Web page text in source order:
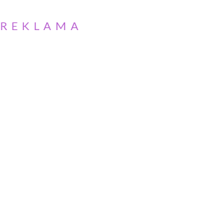
REKLAMA